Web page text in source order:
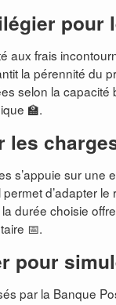
pour
aux frais
la pérennité du
selon la capacité
🏫.
les
s’appuie sur
d’adapter
durée choisie
📅.
pour
par la Banque